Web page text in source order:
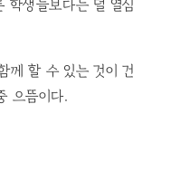
학생들보다는 덜 열심
께 할 수 있는 것이 건
으뜸이다.